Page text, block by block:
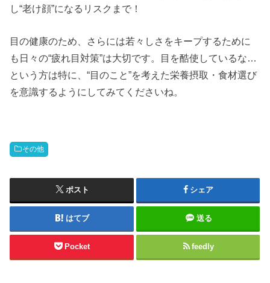
し“老け顔”になるリスクまで！
目の健康のため、さらには若々しさをキープするために
も日々の“疲れ目対策”は大切です。目を酷使しているな…
という方は特に、“目のこと”を考えた栄養摂取・食材選び
を意識するようにしてみてくださいね。
その他
ポスト シェア
はてブ 送る
Pocket feedly